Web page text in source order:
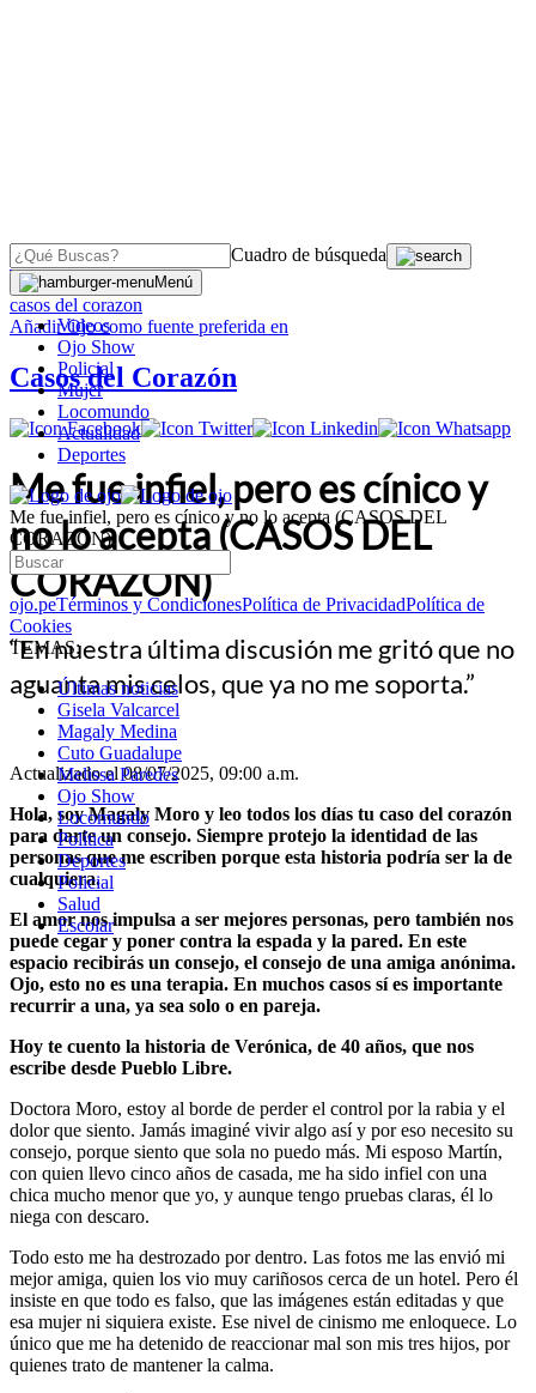
Cuadro de búsqueda
Menú
Videos
Ojo Show
Policial
Mujer
Locomundo
Actualidad
Deportes
Me fue infiel, pero es cínico y no lo acepta (CASOS DEL
CORAZÓN)
ojo.peTérminos y CondicionesPolítica de PrivacidadPolítica de
Cookies
TEMAS:
Últimas noticias
Gisela Valcarcel
Magaly Medina
Cuto Guadalupe
Melissa Paredes
Ojo Show
Locomundo
Política
Deportes
Policial
Salud
Escolar
OJO
casos del corazon
AñadirOjocomo fuente preferida en
Casos del Corazón
Me fue infiel, pero es cínico y
no lo acepta (CASOS DEL
CORAZÓN)
“En nuestra última discusión me gritó que no
aguanta mis celos, que ya no me soporta.”
Actualizado el 08/07/2025, 09:00 a.m.
Hola, soy Magaly Moro y leo todos los días tu caso del corazón
para darte un consejo. Siempre protejo la identidad de las
personas que me escriben porque esta historia podría ser la de
cualquiera.
El amor nos impulsa a ser mejores personas, pero también nos
puede cegar y poner contra la espada y la pared. En este
espacio recibirás un consejo, el consejo de una amiga anónima.
Ojo, esto no es una terapia. En muchos casos sí es importante
recurrir a una, ya sea solo o en pareja.
Hoy te cuento la historia de Verónica, de 40 años, que nos
escribe desde Pueblo Libre.
Doctora Moro, estoy al borde de perder el control por la rabia y el
dolor que siento. Jamás imaginé vivir algo así y por eso necesito su
consejo, porque siento que sola no puedo más. Mi esposo Martín,
con quien llevo cinco años de casada, me ha sido infiel con una
chica mucho menor que yo, y aunque tengo pruebas claras, él lo
niega con descaro.
Todo esto me ha destrozado por dentro. Las fotos me las envió mi
mejor amiga, quien los vio muy cariñosos cerca de un hotel. Pero él
insiste en que todo es falso, que las imágenes están editadas y que
esa mujer ni siquiera existe. Ese nivel de cinismo me enloquece. Lo
único que me ha detenido de reaccionar mal son mis tres hijos, por
quienes trato de mantener la calma.